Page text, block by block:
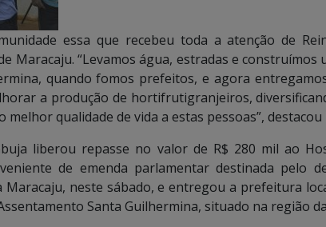
essa que recebeu toda a atenção de
Maracaju. “Levamos água, estradas e construímos
quando fomos prefeitos, e agora
a produção de hortifrutigranjeiros,
qualidade de vida a estas pessoas”, destacou
liberou repasse no valor de R$ 280 mil ao
de emenda parlamentar destinada pelo
neste sábado, e entregou a prefeitura
Santa Guilhermina, situado na região